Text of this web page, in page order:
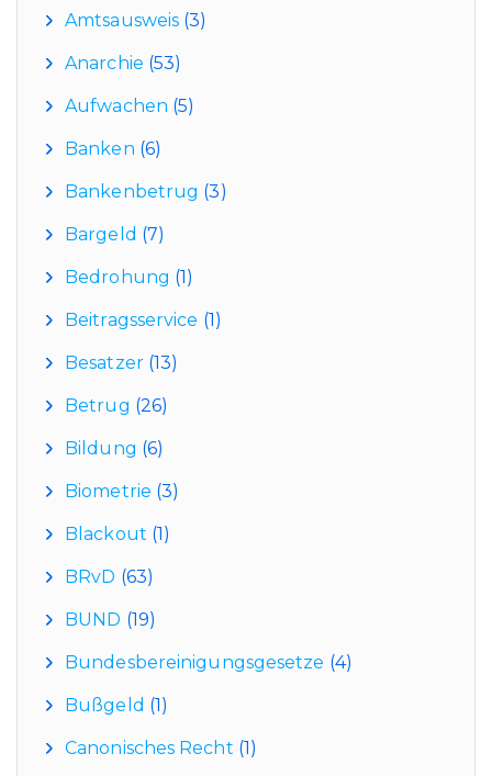
Amtsausweis (3)
Anarchie (53)
Aufwachen (5)
Banken (6)
Bankenbetrug (3)
Bargeld (7)
Bedrohung (1)
Beitragsservice (1)
Besatzer(13)
Betrug (26)
Bildung (6)
Biometrie (3)
Blackout (1)
BRvD (63)
BUND (19)
Bundesbereinigungsgesetze (4)
Bußgeld (1)
Canonisches Recht (1)